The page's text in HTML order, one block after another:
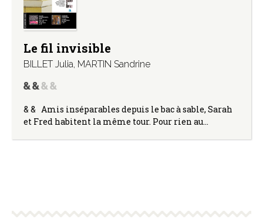
Le fil invisible
BILLET Julia, MARTIN Sandrine
& & Amis inséparables depuis le bac à sable, Sarah
et Fred habitent la même tour. Pour rien au…